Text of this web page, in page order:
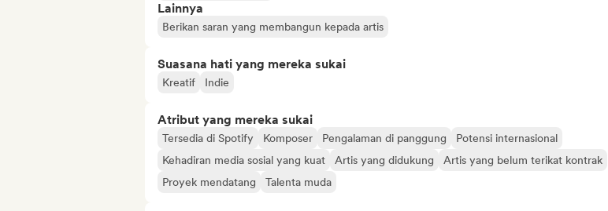
Lainnya
Berikan saran yang membangun kepada artis
Suasana hati yang mereka sukai
Kreatif Indie
Atribut yang mereka sukai
Tersedia di Spotify Komposer Pengalaman di panggung
Potensi internasional
Kehadiran media sosial yang kuat
Artis yang didukung
Artis yang belum terikat kontrak
Proyek mendatang
Talenta muda